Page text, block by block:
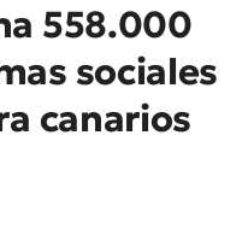
558.000
sociales
canarios